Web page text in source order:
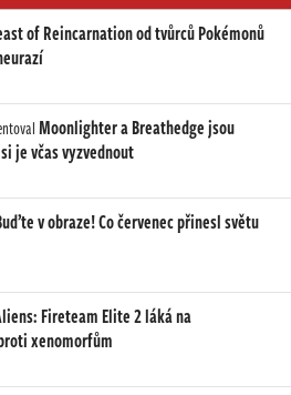
of Reincarnation od tvůrců Pokémonů
Moonlighter a Breathedge jsou
je včas vyzvednout
v obraze! Co červenec přinesl světu
Fireteam Elite 2 láká na
xenomorfům